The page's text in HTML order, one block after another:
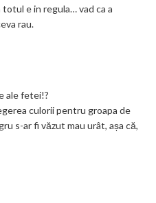
totul e in regula… vad ca a
rau.
ale fetei!?
culorii pentru groapa de
s-ar fi văzut mau urât, așa că,